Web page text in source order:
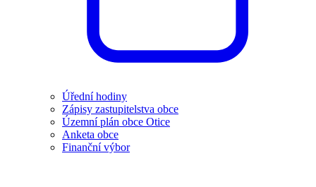
Úřední hodiny
Zápisy zastupitelstva obce
Územní plán obce Otice
Anketa obce
Finanční výbor